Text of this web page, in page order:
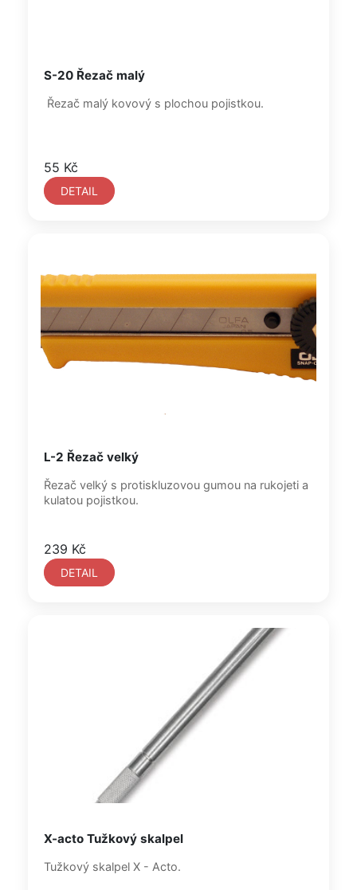
S-20 Řezač malý
Řezač malý kovový s plochou pojistkou.
55 Kč
DETAIL
L-2 Řezač velký
Řezač velký s protiskluzovou gumou na rukojeti a
kulatou pojistkou.
239 Kč
DETAIL
X-acto Tužkový skalpel
Tužkový skalpel X - Acto.